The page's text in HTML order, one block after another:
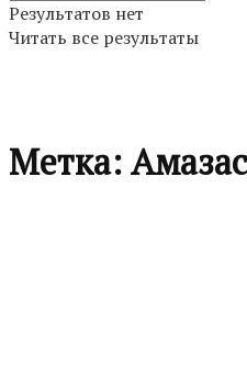
Результатов нет
Читать все результаты
Метка: